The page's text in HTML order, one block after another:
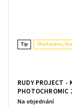
Tip Otestováno,
RUDY PROJECT -
PHOTOCHROMIC
Na objednání